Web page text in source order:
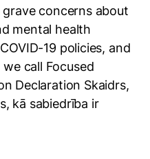
concerns about
mental health
19 policies, and
call Focused
Declaration Skaidrs,
kā sabiedrība ir